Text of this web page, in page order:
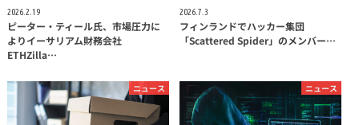
2026.2.19
ピーター・ティール氏、市場圧力に
よりイーサリアム財務会社
ETHZilla…
2026.7.3
フィンランドでハッカー集団
「Scattered Spider」のメンバー…
ニュース ニュース